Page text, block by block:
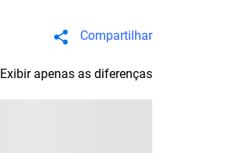
Compartilhar
Exibir apenas as diferenças